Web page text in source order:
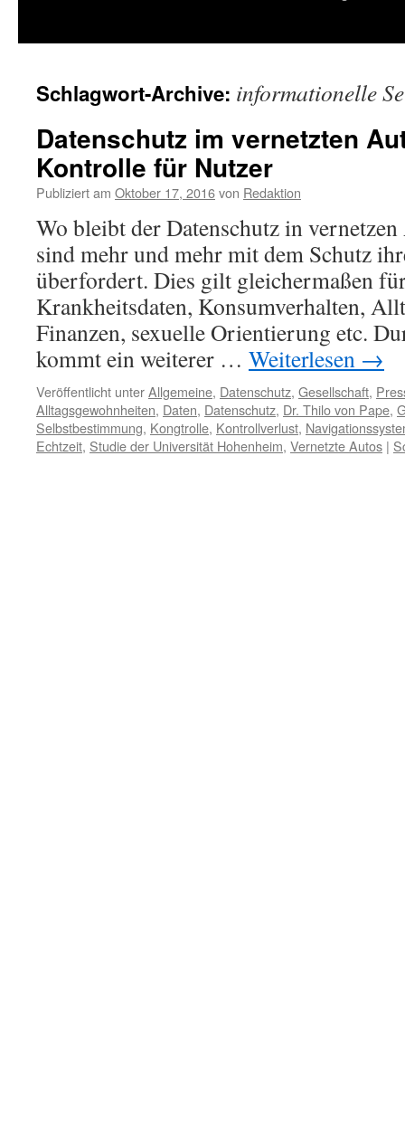
Schlagwort-Archive: informationelle
Datenschutz im vernetzten
Kontrolle für Nutzer
Publiziert am Oktober 17, 2016von Redaktion
Wo bleibt der Datenschutz in
sind mehr und mehr mit dem Schutz
überfordert. Dies gilt gleichermaßen
Krankheitsdaten, Konsumverhalten,
Finanzen, sexuelle Orientierung etc.
kommt ein weiterer … Weiterlesen →
Veröffentlicht unterAllgemeine, Datenschutz, Gesellschaft,
Alltagsgewohnheiten, Daten, Datenschutz, Dr. Thilo von Pape,
Selbstbestimmung, Kongtrolle, Kontrollverlust,
Echtzeit, Studie der Universität Hohenheim, Vernetzte Autos |